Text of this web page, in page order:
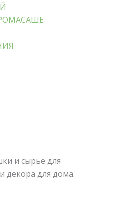
и сырье для
декора для дома.